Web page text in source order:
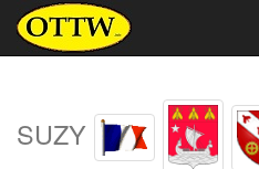
SUZY